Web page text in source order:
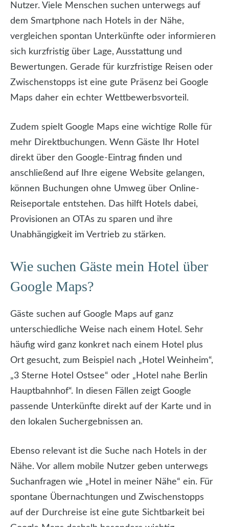
Nutzer. Viele Menschen suchen unterwegs auf
dem Smartphone nach Hotels in der Nähe,
vergleichen spontan Unterkünfte oder informieren
sich kurzfristig über Lage, Ausstattung und
Bewertungen. Gerade für kurzfristige Reisen oder
Zwischenstopps ist eine gute Präsenz bei Google
Maps daher ein echter Wettbewerbsvorteil.
Zudem spielt Google Maps eine wichtige Rolle für
mehr Direktbuchungen. Wenn Gäste Ihr Hotel
direkt über den Google-Eintrag finden und
anschließend auf Ihre eigene Website gelangen,
können Buchungen ohne Umweg über Online-
Reiseportale entstehen. Das hilft Hotels dabei,
Provisionen an OTAs zu sparen und ihre
Unabhängigkeit im Vertrieb zu stärken.
Wie suchen Gäste mein Hotel über
Google Maps?
Gäste suchen auf Google Maps auf ganz
unterschiedliche Weise nach einem Hotel. Sehr
häufig wird ganz konkret nach einem Hotel plus
Ort gesucht, zum Beispiel nach „Hotel Weinheim“,
„3 Sterne Hotel Ostsee“ oder „Hotel nahe Berlin
Hauptbahnhof“. In diesen Fällen zeigt Google
passende Unterkünfte direkt auf der Karte und in
den lokalen Suchergebnissen an.
Ebenso relevant ist die Suche nach Hotels in der
Nähe. Vor allem mobile Nutzer geben unterwegs
Suchanfragen wie „Hotel in meiner Nähe“ ein. Für
spontane Übernachtungen und Zwischenstopps
auf der Durchreise ist eine gute Sichtbarkeit bei